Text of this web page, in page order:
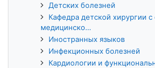
Детских болезней
Кафедра детской хирургии с
медицинско...
Иностранных языков
Инфекционных болезней
Кардиологии и